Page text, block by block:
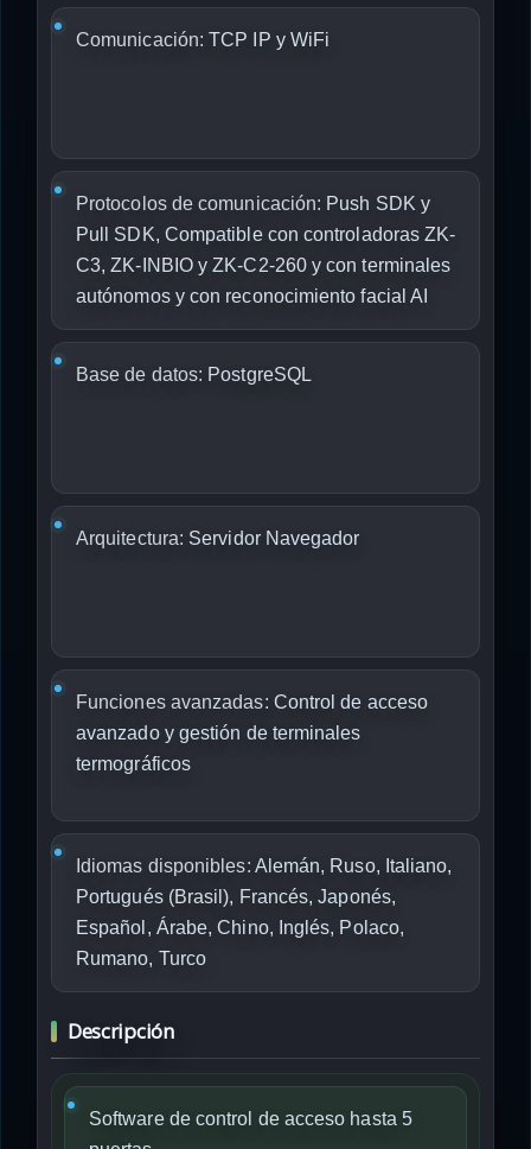
Comunicación: TCP IP y WiFi
Protocolos de comunicación: Push SDK y
Pull SDK, Compatible con controladoras ZK-
C3, ZK-INBIO y ZK-C2-260 y con terminales
autónomos y con reconocimiento facial AI
Base de datos: PostgreSQL
Arquitectura: Servidor Navegador
Funciones avanzadas: Control de acceso
avanzado y gestión de terminales
termográficos
Idiomas disponibles: Alemán, Ruso, Italiano,
Portugués (Brasil), Francés, Japonés,
Español, Árabe, Chino, Inglés, Polaco,
Rumano, Turco
Descripción
Software de control de acceso hasta 5